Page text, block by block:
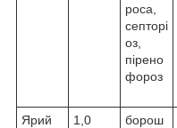
роса,
септорі
оз,
пірено
фороз
Ярий
1,0
борош